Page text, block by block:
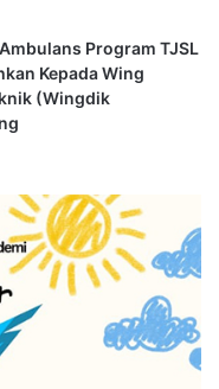
Program TJSL
Kepada Wing
(Wingdik